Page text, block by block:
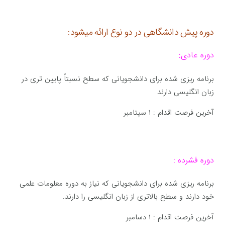
دوره پیش دانشگاهی در دو نوع ارائه میشود:
دوره عادی:
برنامه ریزی شده برای دانشجویانی که سطح نسبتاً پایین تری در
زبان انگلیسی دارند
آخرین فرصت اقدام : ۱ سپتامبر
دوره فشرده :
برنامه ریزی شده برای دانشجویانی که نیاز به دوره معلومات علمی
خود دارند و سطح بالاتری از زبان انگلیسی را دارند.
آخرین فرصت اقدام : ۱ دسامبر